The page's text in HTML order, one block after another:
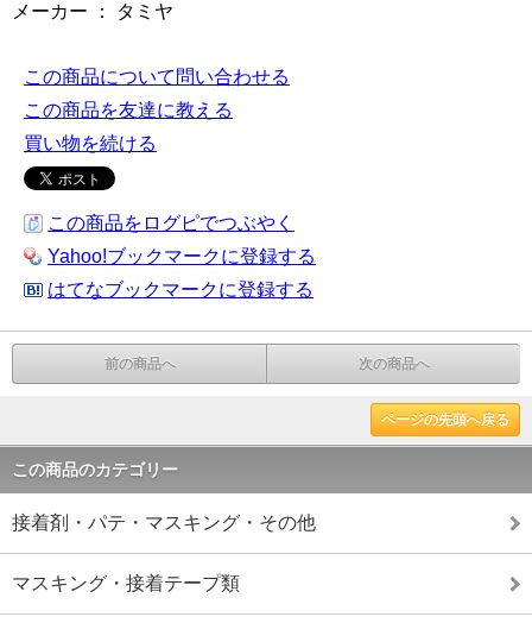
メーカー ： タミヤ
この商品について問い合わせる
この商品を友達に教える
買い物を続ける
この商品をログピでつぶやく
Yahoo!ブックマークに登録する
はてなブックマークに登録する
前の商品へ 次の商品へ
ページの先頭へ戻る
この商品のカテゴリー
接着剤・パテ・マスキング・その他
マスキング・接着テープ類